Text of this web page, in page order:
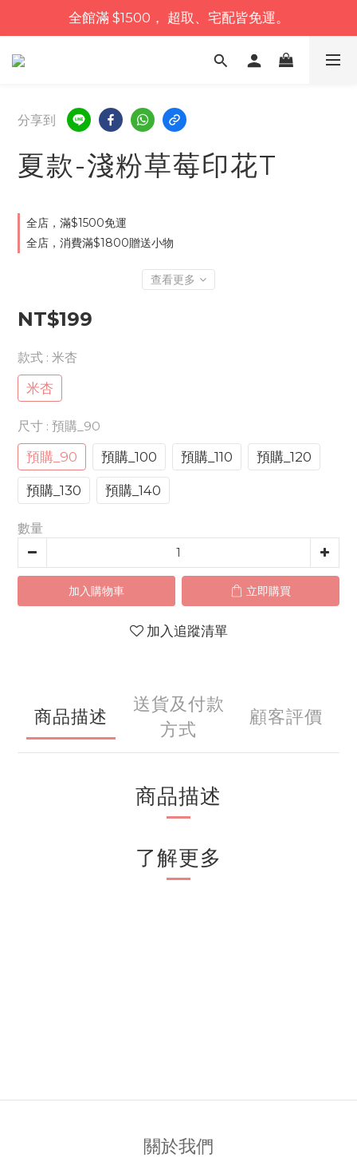
全館滿 $1500， 超取、宅配皆免運。
分享到
夏款-淺粉草莓印花T
全店，滿$1500免運
全店，消費滿$1800贈送小物
查看更多
NT$199
款式 : 米杏
米杏
尺寸 : 預購_90
預購_90 預購_100 預購_110 預購_120
預購_130 預購_140
數量
加入購物車 立即購買
加入追蹤清單
商品描述
送貨及付款
方式
顧客評價
商品描述
了解更多
關於我們